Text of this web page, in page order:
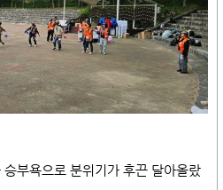
부욕으로 분위기가 후끈 달아올랐